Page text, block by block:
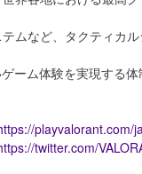
ムなど、タクティカ
ーム体験を実現する
playvalorant.com/
twitter.com/